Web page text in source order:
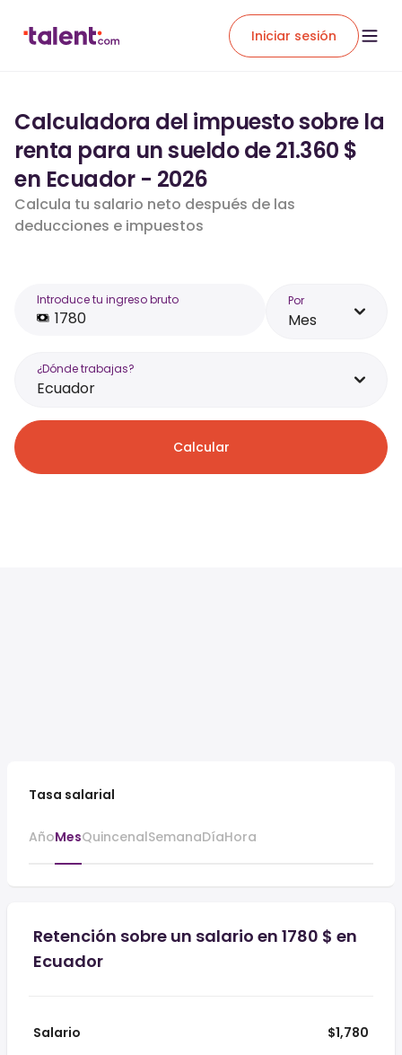
Iniciar sesión
Calculadora del impuesto sobre la
renta para un sueldo de 21.360 $
en Ecuador - 2026
Calcula tu salario neto después de las
deducciones e impuestos
Introduce tu ingreso bruto Por
Mes
¿Dónde trabajas?
Ecuador
Calcular
Tasa salarial
AñoMesQuincenalSemanaDíaHora
Retención sobre un salario en 1780 $ en
Ecuador
Salario
$1,780